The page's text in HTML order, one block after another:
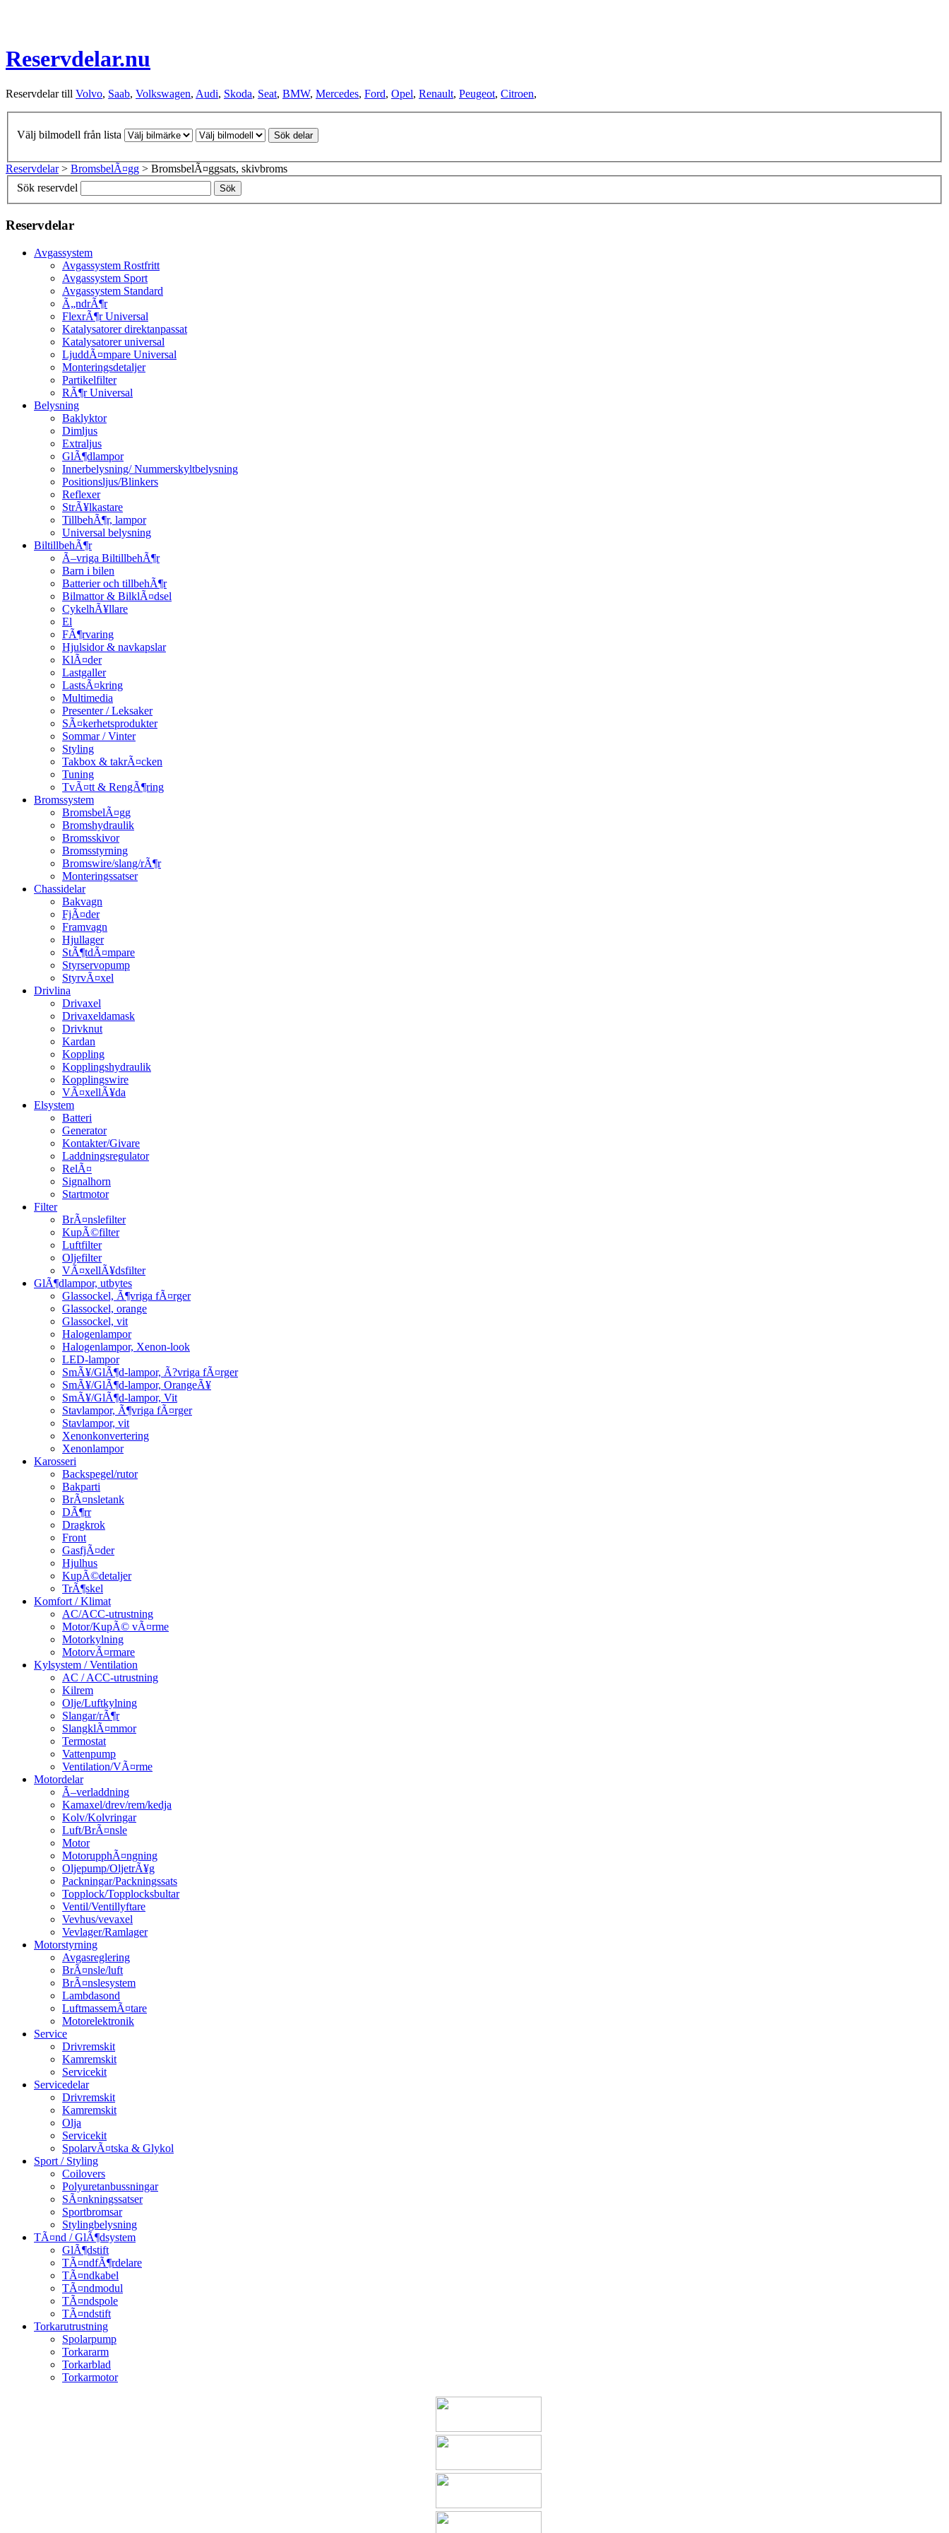
Reservdelar.nu
Reservdelar till Volvo, Saab, Volkswagen, Audi, Skoda, Seat, BMW, Mercedes, Ford, Opel, Renault, Peugeot, Citroen,
Välj bilmodell från lista Sök delar
Reservdelar> BromsbelÃ¤gg > BromsbelÃ¤ggsats, skivbroms
Sök reservdel
Sök
Reservdelar
Avgassystem
Avgassystem Rostfritt
Avgassystem Sport
Avgassystem Standard
Ã„ndrÃ¶r
FlexrÃ¶r Universal
Katalysatorer direktanpassat
Katalysatorer universal
LjuddÃ¤mpare Universal
Monteringsdetaljer
Partikelfilter
RÃ¶r Universal
Belysning
Baklyktor
Dimljus
Extraljus
GlÃ¶dlampor
Innerbelysning/ Nummerskyltbelysning
Positionsljus/Blinkers
Reflexer
StrÃ¥lkastare
TillbehÃ¶r, lampor
Universal belysning
BiltillbehÃ¶r
Ã–vriga BiltillbehÃ¶r
Barn i bilen
Batterier och tillbehÃ¶r
Bilmattor & BilklÃ¤dsel
CykelhÃ¥llare
El
FÃ¶rvaring
Hjulsidor & navkapslar
KlÃ¤der
Lastgaller
LastsÃ¤kring
Multimedia
Presenter / Leksaker
SÃ¤kerhetsprodukter
Sommar / Vinter
Styling
Takbox & takrÃ¤cken
Tuning
TvÃ¤tt & RengÃ¶ring
Bromssystem
BromsbelÃ¤gg
Bromshydraulik
Bromsskivor
Bromsstyrning
Bromswire/slang/rÃ¶r
Monteringssatser
Chassidelar
Bakvagn
FjÃ¤der
Framvagn
Hjullager
StÃ¶tdÃ¤mpare
Styrservopump
StyrvÃ¤xel
Drivlina
Drivaxel
Drivaxeldamask
Drivknut
Kardan
Koppling
Kopplingshydraulik
Kopplingswire
VÃ¤xellÃ¥da
Elsystem
Batteri
Generator
Kontakter/Givare
Laddningsregulator
RelÃ¤
Signalhorn
Startmotor
Filter
BrÃ¤nslefilter
KupÃ©filter
Luftfilter
Oljefilter
VÃ¤xellÃ¥dsfilter
GlÃ¶dlampor, utbytes
Glassockel, Ã¶vriga fÃ¤rger
Glassockel, orange
Glassockel, vit
Halogenlampor
Halogenlampor, Xenon-look
LED-lampor
SmÃ¥/GlÃ¶d-lampor, Ã?vriga fÃ¤rger
SmÃ¥/GlÃ¶d-lampor, OrangeÃ¥
SmÃ¥/GlÃ¶d-lampor, Vit
Stavlampor, Ã¶vriga fÃ¤rger
Stavlampor, vit
Xenonkonvertering
Xenonlampor
Karosseri
Backspegel/rutor
Bakparti
BrÃ¤nsletank
DÃ¶rr
Dragkrok
Front
GasfjÃ¤der
Hjulhus
KupÃ©detaljer
TrÃ¶skel
Komfort / Klimat
AC/ACC-utrustning
Motor/KupÃ© vÃ¤rme
Motorkylning
MotorvÃ¤rmare
Kylsystem / Ventilation
AC / ACC-utrustning
Kilrem
Olje/Luftkylning
Slangar/rÃ¶r
SlangklÃ¤mmor
Termostat
Vattenpump
Ventilation/VÃ¤rme
Motordelar
Ã–verladdning
Kamaxel/drev/rem/kedja
Kolv/Kolvringar
Luft/BrÃ¤nsle
Motor
MotorupphÃ¤ngning
Oljepump/OljetrÃ¥g
Packningar/Packningssats
Topplock/Topplocksbultar
Ventil/Ventillyftare
Vevhus/vevaxel
Vevlager/Ramlager
Motorstyrning
Avgasreglering
BrÃ¤nsle/luft
BrÃ¤nslesystem
Lambdasond
LuftmassemÃ¤tare
Motorelektronik
Service
Drivremskit
Kamremskit
Servicekit
Servicedelar
Drivremskit
Kamremskit
Olja
Servicekit
SpolarvÃ¤tska & Glykol
Sport / Styling
Coilovers
Polyuretanbussningar
SÃ¤nkningssatser
Sportbromsar
Stylingbelysning
TÃ¤nd / GlÃ¶dsystem
GlÃ¶dstift
TÃ¤ndfÃ¶rdelare
TÃ¤ndkabel
TÃ¤ndmodul
TÃ¤ndspole
TÃ¤ndstift
Torkarutrustning
Spolarpump
Torkararm
Torkarblad
Torkarmotor